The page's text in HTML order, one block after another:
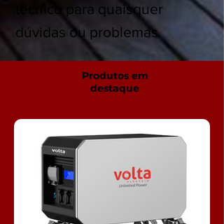
técnico para quaisquer
dúvidas ou problemas.
Produtos em
destaque